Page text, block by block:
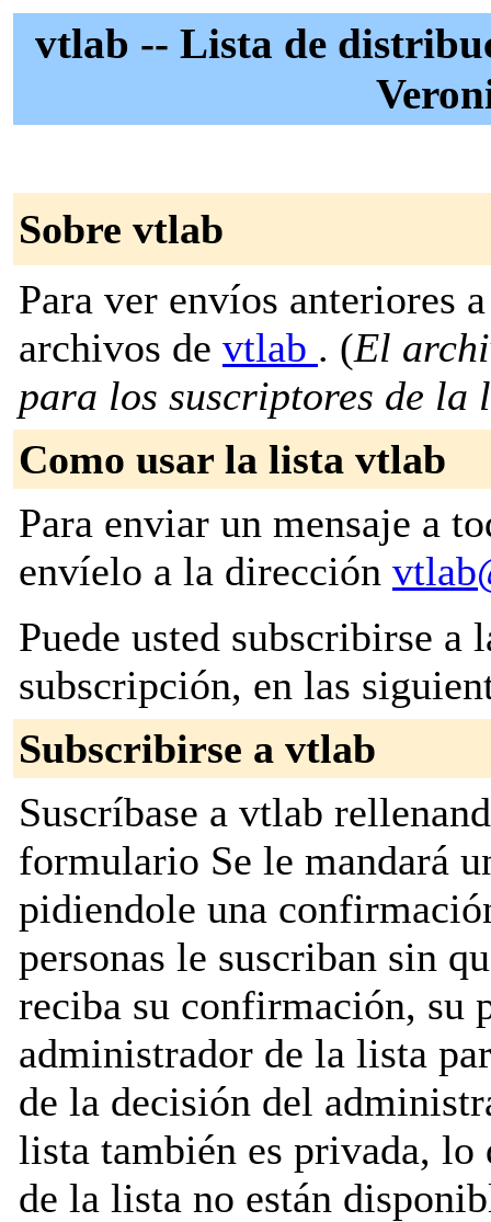
vtlab -- Lista de
Sobre vtlab
Para ver envíos anteriores
archivos de vtlab . (El
para los suscriptores de la
Como usar la lista vtlab
Para enviar un mensaje a
envíelo a la dirección
Puede usted subscribirse a
subscripción, en las
Subscribirse a vtlab
Suscríbase a vtlab
formulario Se le mandará
pidiendole una
personas le suscriban sin
reciba su confirmación, su
administrador de la lista
de la decisión del
lista también es privada,
de la lista no están